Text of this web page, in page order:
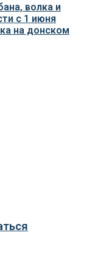
волка и
с 1 июня
на донском